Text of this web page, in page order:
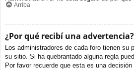
Arriba
¿Por qué recibí una advertencia?
Los administradores de cada foro tienen su
su sitio. Si ha quebrantado alguna regla
Por favor recuerde que esta es una